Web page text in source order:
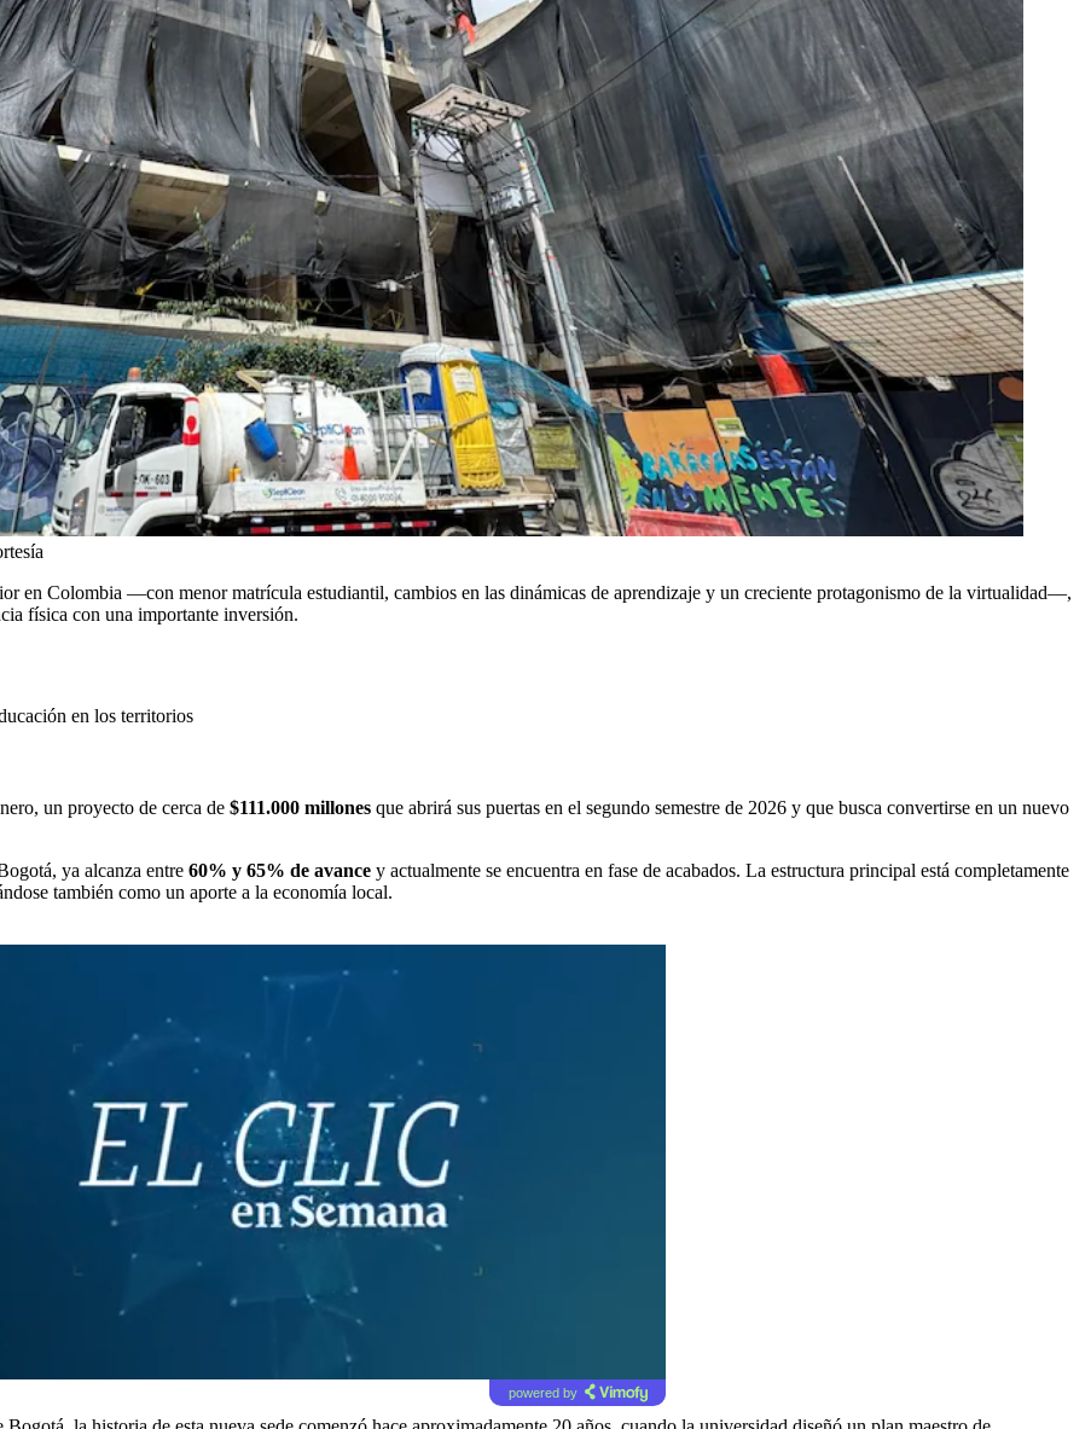
en Colombia —con menor matrícula estudiantil, cambios en las dinámicas de aprendizaje y un creciente protagonismo de la virtualidad—,
física con una importante inversión.
en los territorios
un proyecto de cerca de $111.000 millones que abrirá sus puertas en el segundo semestre de 2026 y que busca convertirse en un nuevo
ya alcanza entre 60% y 65% de avance y actualmente se encuentra en fase de acabados. La estructura principal está completamente
también como un aporte a la economía local.
powered by